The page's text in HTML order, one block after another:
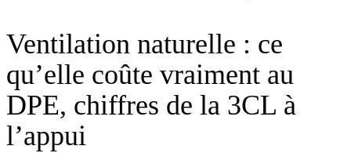
Ventilation naturelle : ce
qu’elle coûte vraiment au
DPE, chiffres de la 3CL à
l’appui